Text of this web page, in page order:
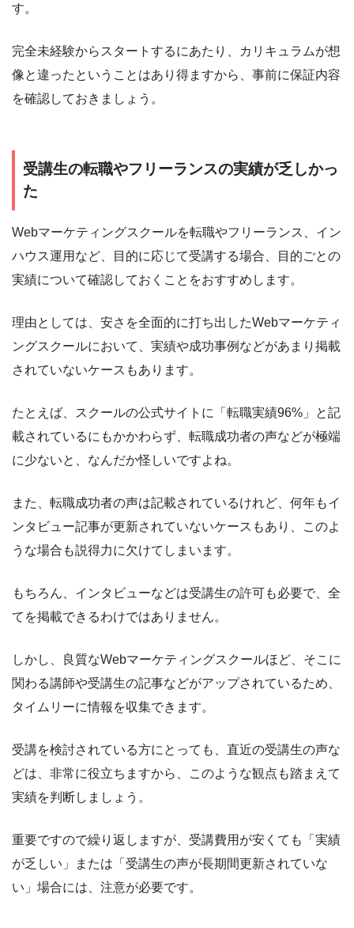
す。
完全未経験からスタートするにあたり、カリキュラムが想
像と違ったということはあり得ますから、事前に保証内容
を確認しておきましょう。
受講生の転職やフリーランスの実績が乏しかっ
た
Webマーケティングスクールを転職やフリーランス、イン
ハウス運用など、目的に応じて受講する場合、目的ごとの
実績について確認しておくことをおすすめします。
理由としては、安さを全面的に打ち出したWebマーケティ
ングスクールにおいて、実績や成功事例などがあまり掲載
されていないケースもあります。
たとえば、スクールの公式サイトに「転職実績96%」と記
載されているにもかかわらず、転職成功者の声などが極端
に少ないと、なんだか怪しいですよね。
また、転職成功者の声は記載されているけれど、何年もイ
ンタビュー記事が更新されていないケースもあり、このよ
うな場合も説得力に欠けてしまいます。
もちろん、インタビューなどは受講生の許可も必要で、全
てを掲載できるわけではありません。
しかし、良質なWebマーケティングスクールほど、そこに
関わる講師や受講生の記事などがアップされているため、
タイムリーに情報を収集できます。
受講を検討されている方にとっても、直近の受講生の声な
どは、非常に役立ちますから、このような観点も踏まえて
実績を判断しましょう。
重要ですので繰り返しますが、受講費用が安くても「実績
が乏しい」または「受講生の声が長期間更新されていな
い」場合には、注意が必要です。